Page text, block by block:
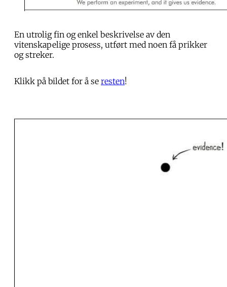
En utrolig fin og enkel beskrivelse av den
vitenskapelige prosess, utført med noen få prikker
og streker.
Klikk på bildet for å se resten!